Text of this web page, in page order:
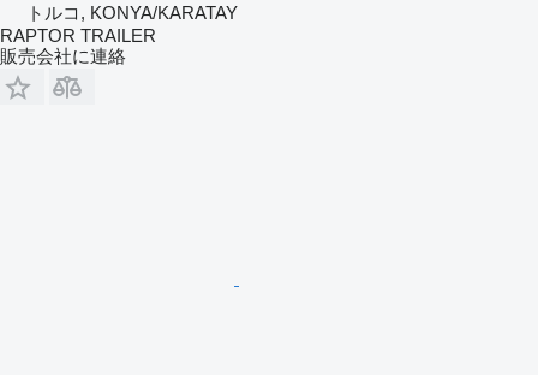
トルコ, KONYA/KARATAY
RAPTOR TRAILER
販売会社に連絡